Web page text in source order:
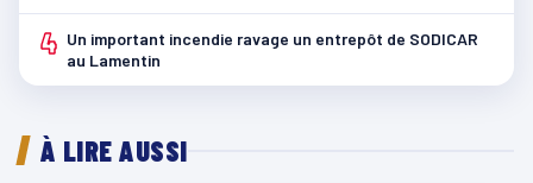
4 Un important incendie ravage un entrepôt de SODICAR
au Lamentin
À LIRE AUSSI